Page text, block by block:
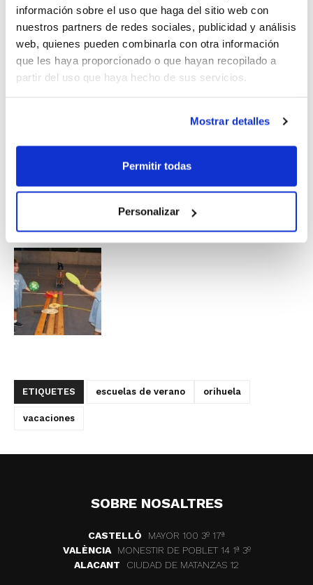
información sobre el uso que haga del sitio web con
nuestros partners de redes sociales, publicidad y análisis
web, quienes pueden combinarla con otra información
que les haya proporcionado o que hayan recopilado a
partir del uso que haya hecho de sus servicios.
Mostrar detalles
Permitir todas
Personalizar
Las Escuelas de Verano FBCV 2012 se desarrollan
lunes a viernes
, siendo el complemento ideal para el
tiempo libre.
ETIQUETES escuelas de verano orihuela
vacaciones
SOBRE NOSALTRES
CASTELLÓ
MAYOR 100 3º 17ª
VALÈNCIA
MONESTIR DE POBLET 14 1ª 3º
ALACANT
CIUDAD DE MATANZAS 12